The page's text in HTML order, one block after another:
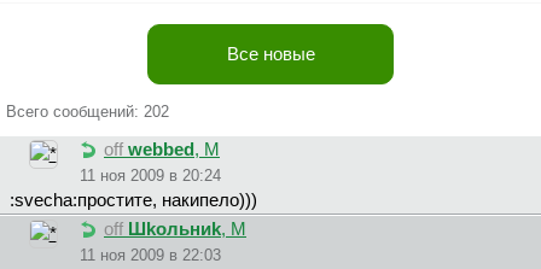
Все новые
Всего сообщений: 202
off webbed, М
11 ноя 2009 в 20:24
:svecha:простите, накипело)))
off Шkoльниk, М
11 ноя 2009 в 22:03